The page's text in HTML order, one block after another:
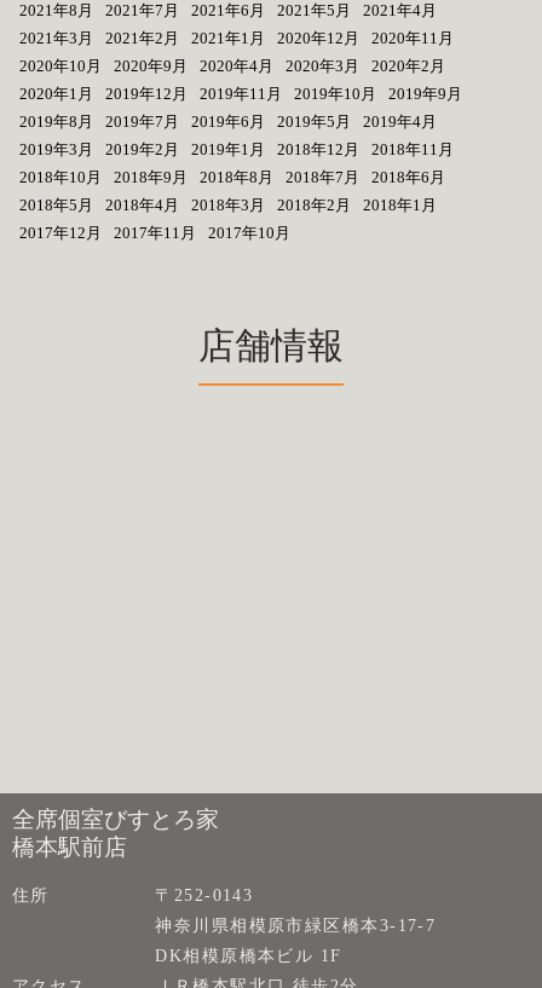
2021年8月
2021年7月 2021年6月 2021年5月
2021年4月
2021年3月
2021年2月 2021年1月 2020年12月
2020年11月
2020年10月
2020年9月 2020年4月 2020年3月
2020年2月
2020年1月
2019年12月 2019年11月 2019年10月
2019年9月
2019年8月
2019年7月 2019年6月 2019年5月
2019年4月
2019年3月
2019年2月 2019年1月 2018年12月
2018年11月
2018年10月
2018年9月 2018年8月 2018年7月
2018年6月
2018年5月
2018年4月 2018年3月 2018年2月
2018年1月
2017年12月
2017年11月 2017年10月
店舗情報
全席個室びすとろ家
橋本駅前店
住所
〒252-0143
神奈川県相模原市緑区橋本3-17-7
DK相模原橋本ビル 1F